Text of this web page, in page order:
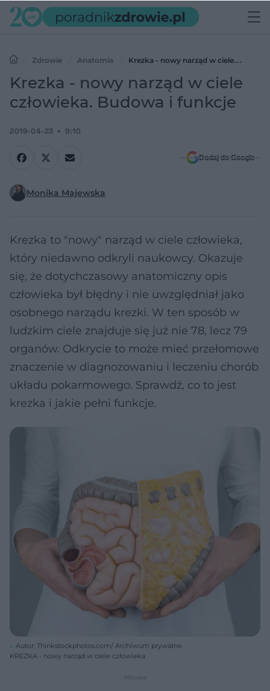
Zdrowie Anatomia
Krezka - nowy narząd w ciele
człowieka. Budowa i funkcje
Krezka - nowy narząd w ciele
człowieka. Budowa i funkcje
2019-04-23 9:10
Dodaj do Google
Monika Majewska
Krezka to "nowy" narząd w ciele człowieka,
który niedawno odkryli naukowcy. Okazuje
się, że dotychczasowy anatomiczny opis
człowieka był błędny i nie uwzględniał jako
osobnego narządu krezki. W ten sposób w
ludzkim ciele znajduje się już nie 78, lecz 79
organów. Odkrycie to może mieć przełomowe
znaczenie w diagnozowaniu i leczeniu chorób
układu pokarmowego. Sprawdź, co to jest
krezka i jakie pełni funkcje.
Autor: Thinkstockphotos.com/ Archiwum prywatne
KREZKA - nowy narząd w ciele człowieka